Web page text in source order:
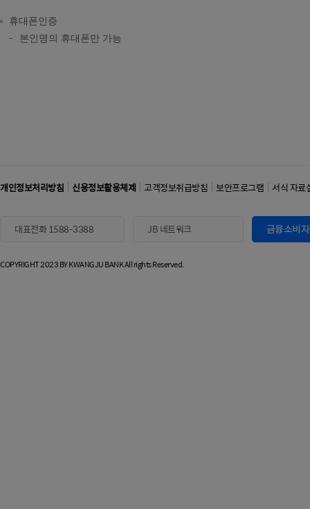
휴대폰인증
본인명의 휴대폰만 가능
개인정보처리방침 신용정보활용체제 고객정보취급방침 보안프로그램 서식 자료
대표전화 1588-3388 JB 네트워크 금융소비
COPYRIGHT 2023 BY KWANGJU BANK All rights Reserved.